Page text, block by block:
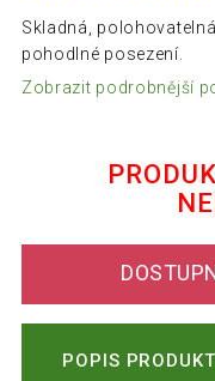
Skladná,
pohodlné posezení.
Zobrazit podrobnější
POPIS